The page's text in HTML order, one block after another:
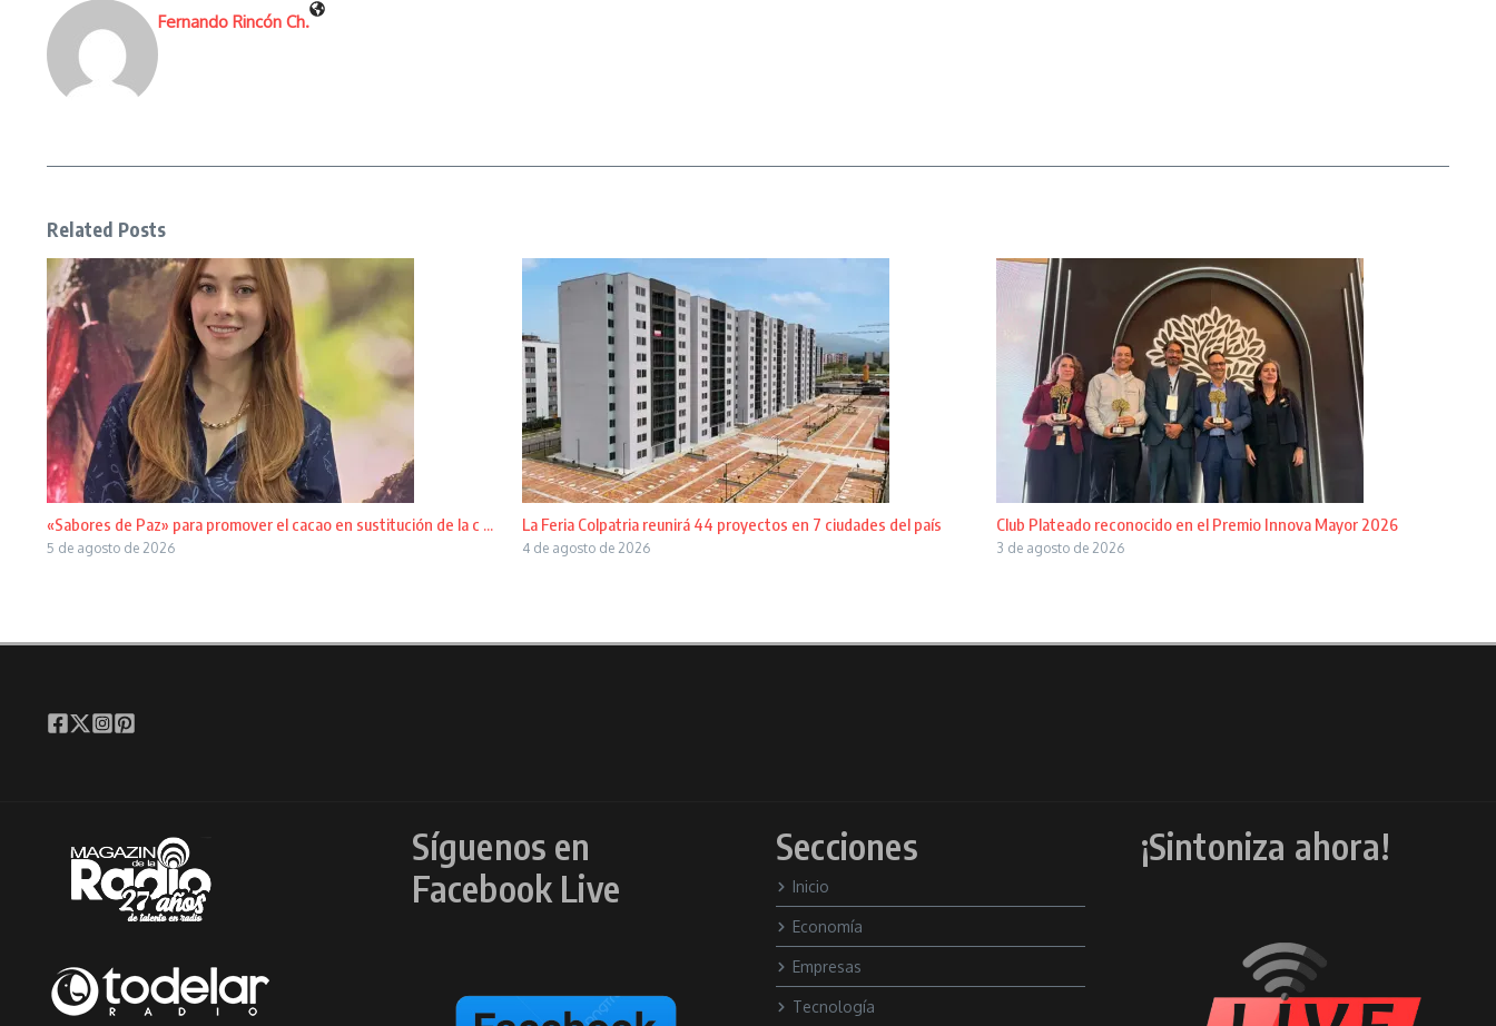
Fernando Rincón Ch.
Related Posts
«Sabores de Paz» para promover el cacao en sustitución de la c ...
5 de agosto de 2026
La Feria Colpatria reunirá 44 proyectos en 7 ciudades del país
4 de agosto de 2026
Club Plateado reconocido en el Premio Innova Mayor 2026
3 de agosto de 2026
Síguenos en
Facebook Live
Secciones
Inicio
Economía
Empresas
Tecnología
¡Sintoniza ahora!